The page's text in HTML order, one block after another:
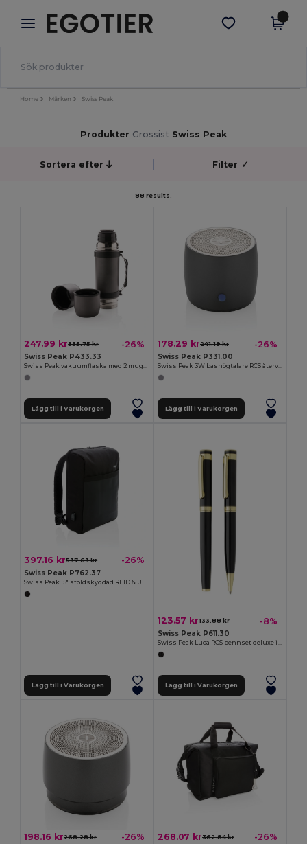
× Egotier-app
Bättre priser i appen!
Hämta app
Home Märken Swiss Peak
Produkter Grossist Swiss Peak
Sortera efter Filter ✓
88 results.
247.99 kr335.75 kr -26%
Swiss Peak P433.33
Swiss Peak vakuumflaska med 2 muggar
Lägg till i Varukorgen
178.29 kr241.19 kr -26%
Swiss Peak P331.00
Swiss Peak 3W bashögtalare RCS återvunnen aluminum
Lägg till i Varukorgen
397.16 kr537.63 kr -26%
Swiss Peak P762.37
Lägg till i Varukorgen
123.57 kr133.88 kr -8%
Swiss Peak P611.30
Swiss Peak Luca RCS pennset deluxe i återvunnen mässing
Lägg till i Varukorgen
198.16 kr268.28 kr -26% 268.07 kr362.84 kr -26%